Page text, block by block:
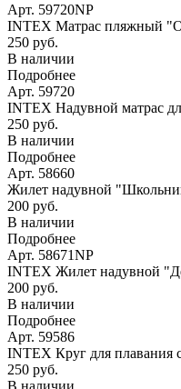
Арт. 59720NP
INTEX Матрас пляжный
250 руб.
В наличии
Подробнее
Арт. 59720
INTEX Надувной матрас
250 руб.
В наличии
Подробнее
Арт. 58660
Жилет надувной
200 руб.
В наличии
Подробнее
Арт. 58671NP
INTEX Жилет надувной
200 руб.
В наличии
Подробнее
Арт. 59586
INTEX Круг для плавания
250 руб.
В наличии